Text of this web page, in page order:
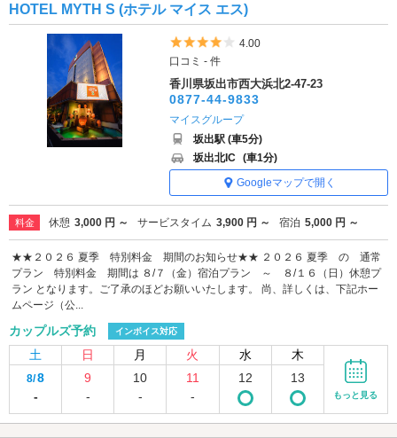
HOTEL MYTH S (ホテル マイス エス)
5つ星のうち4
4.00
口コミ - 件
香川県坂出市西大浜北2-47-23
0877-44-9833
マイスグループ
坂出駅 (車5分)
坂出北IC (車1分)
Googleマップで開く
料金 休憩 3,000 円 ～ サービスタイム 3,900 円 ～ 宿泊 5,000 円 ～
★★２０２６ 夏季 特別料金 期間のお知らせ★★ ２０２６ 夏季 の 通常
プラン 特別料金 期間は ８/７（金）宿泊プラン ～ ８/１６（日）休憩プ
ラン となります。ご了承のほどお願いいたします。 尚、詳しくは、下記ホー
ムページ（公...
カップルズ予約 インボイス対応
土 日 月 火 水 木
8/8
-
9
-
10
-
11
-
12 13
もっと見る